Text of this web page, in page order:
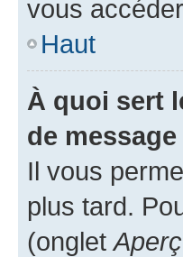
vous
Haut
À quoi sert
de message
Il vous
plus tard.
(onglet